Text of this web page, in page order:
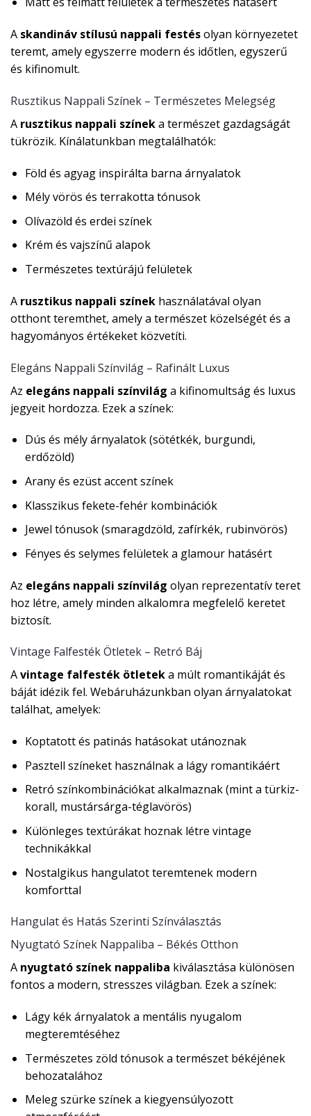
A skandináv stílusú nappali festésolyan környezetet
teremt, amely egyszerre modern és időtlen, egyszerű
és kifinomult.
Rusztikus Nappali Színek – Természetes Melegség
A rusztikus nappali színeka természet gazdagságát
tükrözik. Kínálatunkban megtalálhatók:
Föld és agyag inspirálta barna árnyalatok
Mély vörös és terrakotta tónusok
Olívazöld és erdei színek
Krém és vajszínű alapok
Természetes textúrájú felületek
A rusztikus nappali színek használatával olyan
otthont teremthet, amely a természet közelségét és a
hagyományos értékeket közvetíti.
Elegáns Nappali Színvilág – Rafinált Luxus
Az elegáns nappali színvilág a kifinomultság és luxus
jegyeit hordozza. Ezek a színek:
Dús és mély árnyalatok (sötétkék, burgundi,
erdőzöld)
Arany és ezüst accent színek
Klasszikus fekete-fehér kombinációk
Jewel tónusok (smaragdzöld, zafírkék, rubinvörös)
Fényes és selymes felületek a glamour hatásért
Az elegáns nappali színvilág olyan reprezentatív teret
hoz létre, amely minden alkalomra megfelelő keretet
biztosít.
Vintage Falfesték Ötletek – Retró Báj
Avintage falfesték ötleteka múlt romantikáját és
báját idézik fel. Webáruházunkban olyan árnyalatokat
találhat, amelyek:
Koptatott és patinás hatásokat utánoznak
Pasztell színeket használnak a lágy romantikáért
Retró színkombinációkat alkalmaznak (mint a türkiz-
korall, mustársárga-téglavörös)
Különleges textúrákat hoznak létre vintage
technikákkal
Nostalgikus hangulatot teremtenek modern
komforttal
Hangulat és Hatás Szerinti Színválasztás
Nyugtató Színek Nappaliba – Békés Otthon
A nyugtató színek nappaliba kiválasztása különösen
fontos a modern, stresszes világban. Ezek a színek:
Lágy kék árnyalatok a mentális nyugalom
megteremtéséhez
Természetes zöld tónusok a természet békéjének
behozatalához
Meleg szürke színek a kiegyensúlyozott